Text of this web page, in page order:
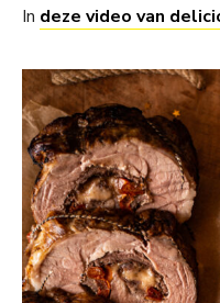
In deze video van